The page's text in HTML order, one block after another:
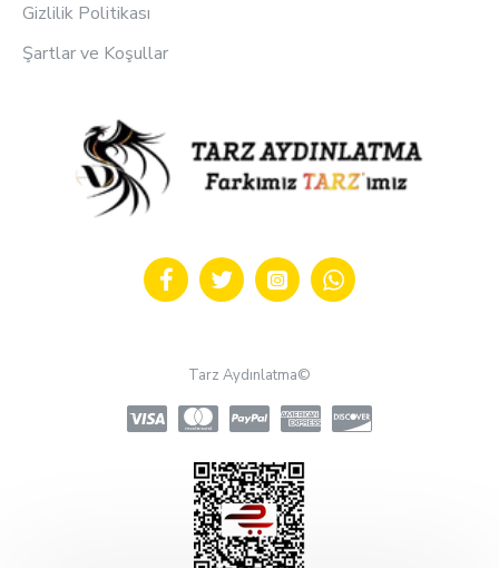
Gizlilik Politikası
Şartlar ve Koşullar
Tarz Aydınlatma©